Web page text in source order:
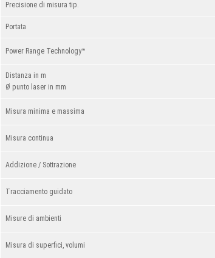
Precisione di misura tip.
Portata
Power Range Technology™
Distanza in m
Ø punto laser in mm
Misura minima e massima
Misura continua
Addizione / Sottrazione
Tracciamento guidato
Misure di ambienti
Misura di superfici, volumi